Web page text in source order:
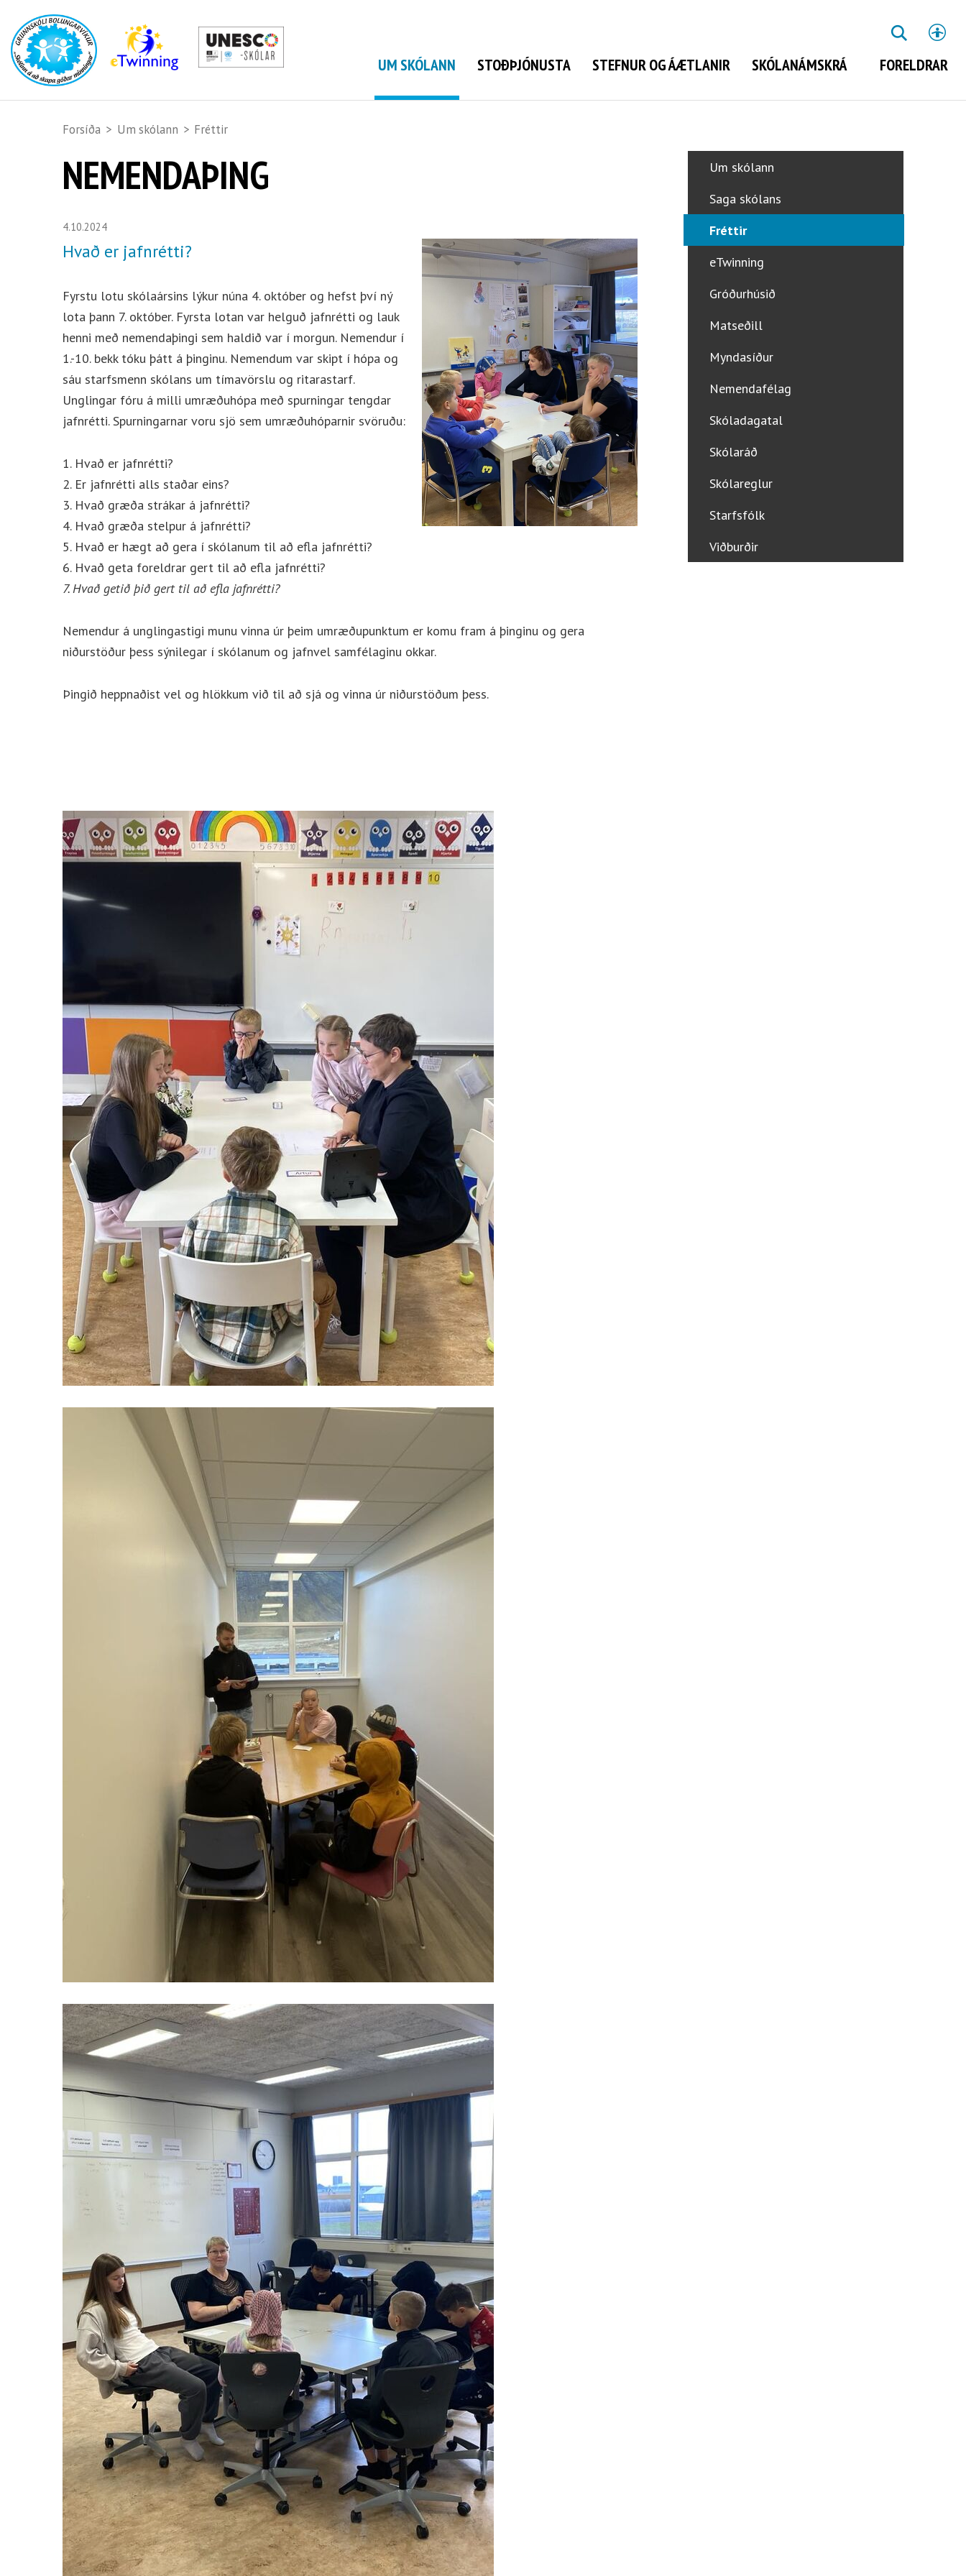
NEMENDAÞING
4.10.2024
Hvað er jafnrétti?
Fyrstu lotu skólaársins lýkur núna 4. október og hefst því ný
lota þann 7. október. Fyrsta lotan var helguð jafnrétti og lauk
henni með nemendaþingi sem haldið var í morgun. Nemendur í
1.-10. bekk tóku þátt á þinginu. Nemendum var skipt í hópa og
sáu starfsmenn skólans um tímavörslu og ritarastarf.
Unglingar fóru á milli umræðuhópa með spurningar tengdar
jafnrétti. Spurningarnar voru sjö sem umræðuhóparnir svöruðu:
1. Hvað er jafnrétti?
2. Er jafnrétti alls staðar eins?
3. Hvað græða strákar á jafnrétti?
4. Hvað græða stelpur á jafnrétti?
5. Hvað er hægt að gera í skólanum til að efla jafnrétti?
6. Hvað geta foreldrar gert til að efla jafnrétti?
7. Hvað getið þið gert til að efla jafnrétti?
Nemendur á unglingastigi munu vinna úr þeim umræðupunktum er komu fram á þinginu og gera
niðurstöður þess sýnilegar í skólanum og jafnvel samfélaginu okkar.
Þingið heppnaðist vel og hlökkum við til að sjá og vinna úr niðurstöðum þess.
Forsíða > Um skólann > Fréttir
UM SKÓLANN STOÐÞJÓNUSTA STEFNUR OG ÁÆTLANIR SKÓLANÁMSKRÁ FORELDRAR
LEITA
Um skólann
Saga skólans
Fréttir
eTwinning
Gróðurhúsið
Matseðill
Myndasíður
Nemendafélag
Skóladagatal
Skólaráð
Skólareglur
Starfsfólk
Viðburðir